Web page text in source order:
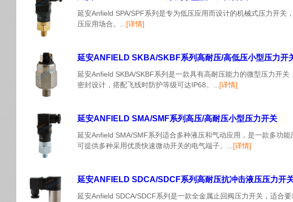
延安Anfield SPA/SPF系列是专为低压应用而设计的机械式压力开
压应用场合。... [详情]
延安ANFIELD SKBA/SKBF系列高耐压/高低压小型压力开
延安Anfield SKBA/SKBF系列是一款具有高耐压能力的微型压力开
密封设计，搭配飞线时防护等级可达IP68。... [详情]
延安ANFIELD SMA/SMF系列高压/高耐压小型压力开关
延安Anfield SMA/SMF系列适合多种液压和气动应用，是一款多功
可提供多种采用优质快速微动开关的电气端子。... [详情]
延安ANFIELD SDCA/SDCF系列高耐压抗冲击液压压力开
延安Anfield SDCA/SDCF系列是一款全金属止回阀压力开关，适合